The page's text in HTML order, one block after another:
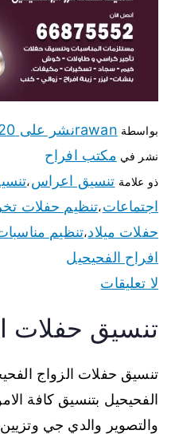
بواسطة rawanنشر على 20 سبتمبر،
نشر في مكتب افراح
ذو علامة تنسيق اعراس،
اجتماعات،تنظيم حفلات
حفلات ميلاد،تنظيم
افراح الفحيحيل
لا تعليقات
تنسيق حفلات
تنسيق حفلات الزواج
الفحيحيل بتنسيق كافة
والتصوير والدي جي